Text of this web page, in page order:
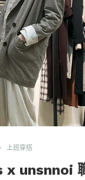
上班穿搭
unsnnoi